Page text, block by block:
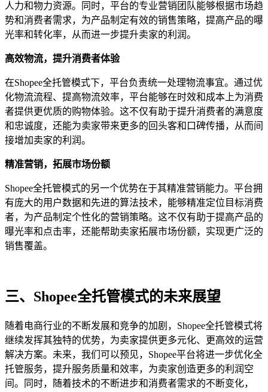
人力和物力资源。同时，平台的专业营销团队能够根据市场趋
势和消费者需求，为产品制定有效的销售策略，提高产品的曝
光率和转化率，从而进一步提升卖家的利润。
高效物流，提升消费者体验
在Shopee全托管模式下，平台负责统一处理物流事宜。通过优
化物流流程、提高物流效率，平台能够在时效和成本上为消费
者提供更优质的购物体验。这不仅有助于提升消费者的满意度
和忠诚度，还能为卖家带来更多的回头客和口碑传播，从而间
接增加卖家的利润。
精准营销，拓展市场份额
Shopee全托管模式的另一个优势在于其精准营销能力。平台拥
有庞大的用户数据和先进的算法技术，能够精准定位目标消费
者，为产品制定个性化的营销策略。这不仅有助于提高产品的
曝光率和点击率，还能帮助卖家拓展市场份额，实现更广泛的
销售覆盖。
三、Shopee全托管模式的未来展望
随着电商行业的不断发展和竞争的加剧，Shopee全托管模式将
继续发挥其独特的优势，为卖家提供更多元化、更高效的运营
解决方案。未来，我们可以预见，Shopee平台将进一步优化全
托管服务，提升服务质量和效率，为卖家创造更多的利润空
间。同时，随着技术的不断进步和消费者需求的不断变化，